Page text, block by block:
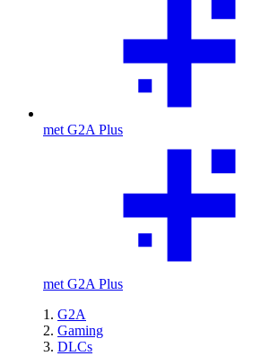
met G2A Plus
met G2A Plus
G2A
Gaming
DLCs